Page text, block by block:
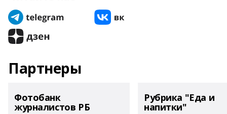
Партнеры
Фотобанк
журналистов РБ
Рубрика "Еда и
напитки"